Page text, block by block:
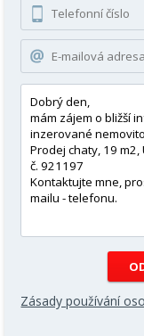
Zásady používání